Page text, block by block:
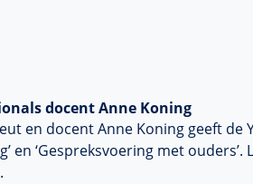
docent Anne Koning
en docent Anne Koning geeft de
en ‘Gespreksvoering met ouders’.
.